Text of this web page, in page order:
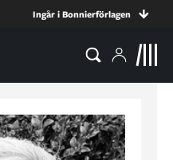
Ingår i Bonnierförlagen